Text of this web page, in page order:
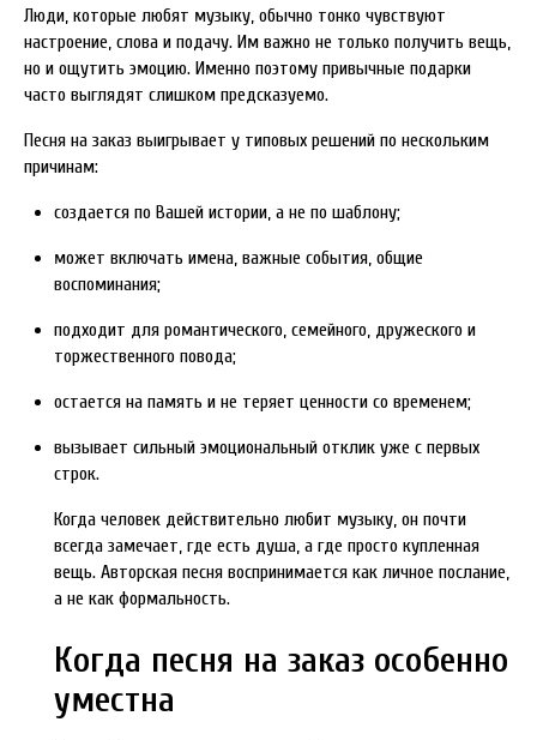
Люди, которые любят музыку, обычно тонко чувствуют
настроение, слова и подачу. Им важно не только получить вещь,
но и ощутить эмоцию. Именно поэтому привычные подарки
часто выглядят слишком предсказуемо.
Песня на заказ выигрывает у типовых решений по нескольким
причинам:
создается по Вашей истории, а не по шаблону;
может включать имена, важные события, общие
воспоминания;
подходит для романтического, семейного, дружеского и
торжественного повода;
остается на память и не теряет ценности со временем;
вызывает сильный эмоциональный отклик уже с первых
строк.
Когда человек действительно любит музыку, он почти
всегда замечает, где есть душа, а где просто купленная
вещь. Авторская песня воспринимается как личное послание,
а не как формальность.
Когда песня на заказ особенно
уместна